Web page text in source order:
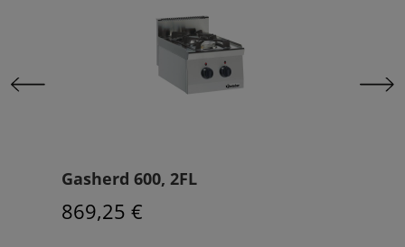
Gasherd 600, 2FL
869,25 €